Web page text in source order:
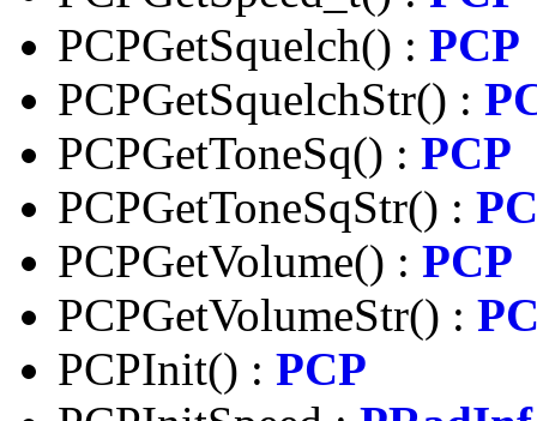
PCPGetSquelch() : PCP
PCPGetSquelchStr() :
PCPGetToneSq() : PCP
PCPGetToneSqStr() :
PCPGetVolume() : PCP
PCPGetVolumeStr() :
PCPInit() : PCP